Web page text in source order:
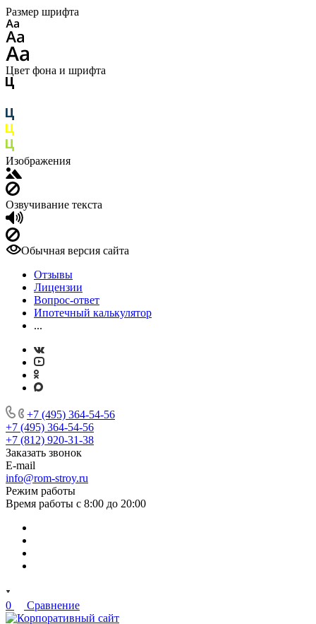
Размер шрифта
Цвет фона и шрифта
Изображения
Озвучивание текста
Обычная версия сайта
Отзывы
Лицензии
Вопрос-ответ
Ипотечный калькулятор
...
+7 (495) 364-54-56
+7 (495) 364-54-56
+7 (812) 920-31-38
Заказать звонок
E-mail
info@rom-stroy.ru
Режим работы
Время работы с 8:00 до 20:00
0 Сравнение